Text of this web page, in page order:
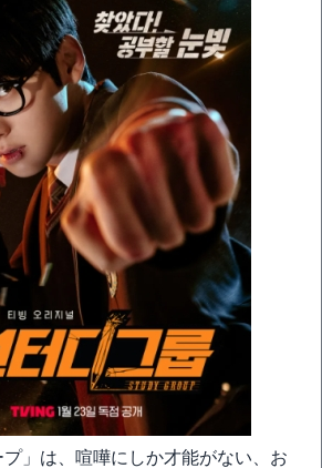
プ」は、喧嘩にしか才能がない、お